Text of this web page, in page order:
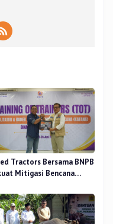
Tractors Bersama BNPB
Mitigasi Bencana